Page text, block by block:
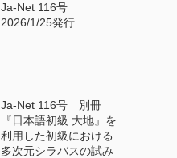
Ja-Net 116号
2026/1/25発行
Ja-Net 116号 別冊
『日本語初級 大地』を
利用した初級における
多次元シラバスの試み